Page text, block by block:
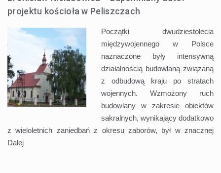
projektu kościoła w Peliszczach
Początki dwudziestolecia
międzywojennego w Polsce
naznaczone były intensywną
działalnością budowlaną związaną
z odbudową kraju po stratach
wojennych. Wzmożony ruch
budowlany w zakresie obiektów
sakralnych, wynikający dodatkowo
z wieloletnich zaniedbań z okresu zaborów, był w znacznej
Dalej